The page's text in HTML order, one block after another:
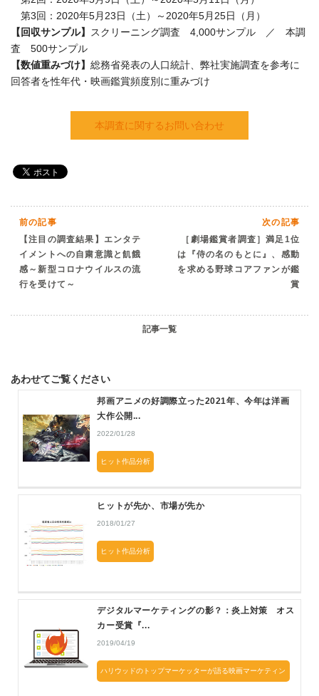
第3回：2020年5月23日（土）～2020年5月25日（月）
【回収サンプル】
スクリーニング調査 4,000サンプル ／ 本調
査 500サンプル
【数値重みづけ】 総務省発表の人口統計、弊社実施調査を参考に
回答者を性年代・映画鑑賞頻度別に重みづけ
本調査に関するお問い合わせ
前の記事
【注目の調査結果】エンタテ
イメントへの自粛意識と飢餓
感～新型コロナウイルスの流
行を受けて～
次の記事
［劇場鑑賞者調査］満足1位
は『侍の名のもとに』、感動
を求める野球コアファンが鑑
賞
記事一覧
あわせてご覧ください
邦画アニメの好調際立った2021年、今年は洋画
大作公開...
2022/01/28
ヒット作品分析
ヒットが先か、市場が先か
2018/01/27
ヒット作品分析
デジタルマーケティングの影？：炎上対策 オス
カー受賞『...
2019/04/19
ハリウッドのトップマーケッターが語る映画マーケティン